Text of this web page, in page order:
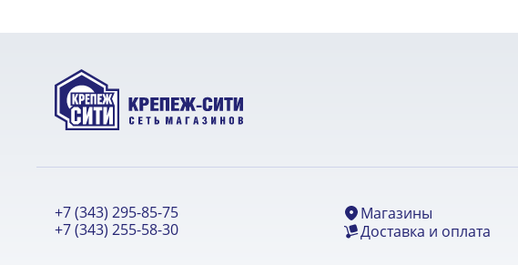
+7 (343) 295-85-75
+7 (343) 255-58-30
Магазины
Доставка и оплата